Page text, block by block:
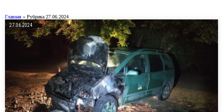
Главная » Рубрика 27.06.2024
27.06.2024